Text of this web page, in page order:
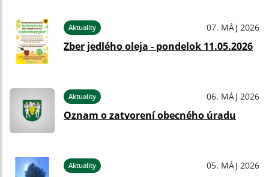
Aktuality 07. MÁJ 2026
Zber jedlého oleja - pondelok 11.05.2026
Aktuality 06. MÁJ 2026
Oznam o zatvorení obecného úradu
Aktuality 05. MÁJ 2026